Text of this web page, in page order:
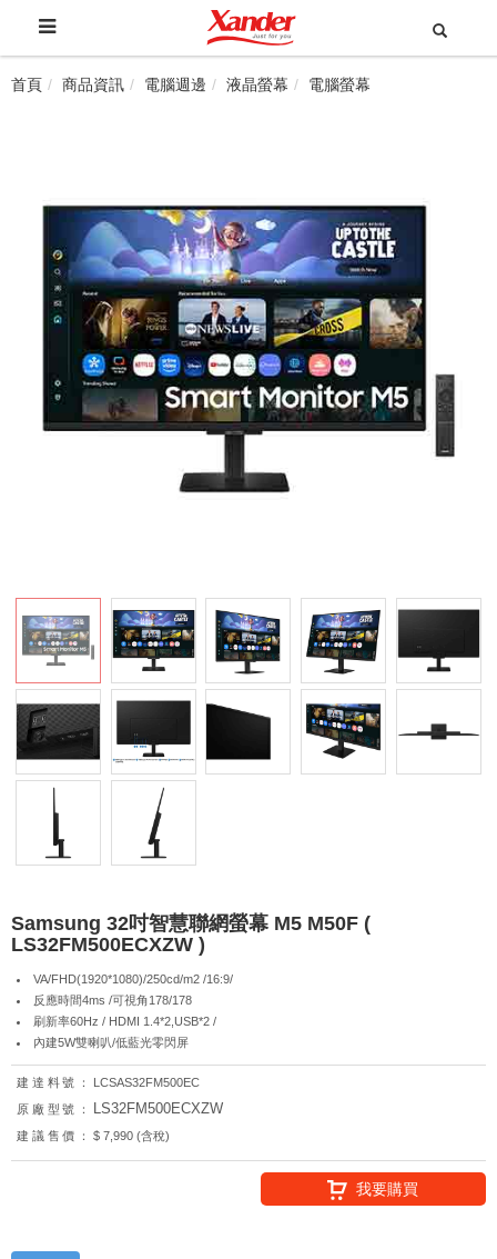
首頁 商品資訊 電腦週邊 液晶螢幕 電腦螢幕
Samsung 32吋智慧聯網螢幕 M5 M50F (
LS32FM500ECXZW )
VA/FHD(1920*1080)/250cd/m2 /16:9/
反應時間4ms /可視角178/178
刷新率60Hz / HDMI 1.4*2,USB*2 /
內建5W雙喇叭/低藍光零閃屏
建達料號：
LCSAS32FM500EC
原廠型號：
LS32FM500ECXZW
建議售價： $ 7,990 (含稅)
我要購買